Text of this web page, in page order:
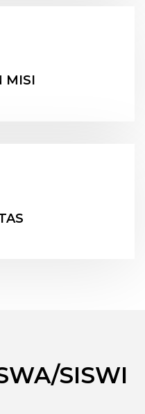
MISI
SISWI